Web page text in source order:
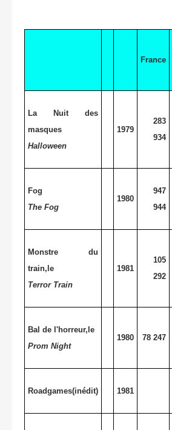
France
La Nuit des
masques
Halloween
1979
283
934
Fog
The Fog
1980
947
944
Monstre du
train,le
Terror Train
1981
105
292
Bal de l'horreur,le
Prom Night
1980 78 247
Roadgames(inédit) 1981